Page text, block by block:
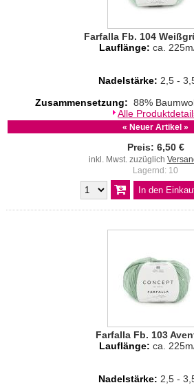
Farfalla Fb. 104
Lauflänge: ca.
Nadelstärke: 2,5 -
Zusammensetzung: 88%
Alle
« Neuer Artikel »
Preis: 6,50 €
inkl. Mwst. zuzüglich
Lagernd: 10
Farfalla Fb. 103
Lauflänge: ca.
Nadelstärke: 2,5 -